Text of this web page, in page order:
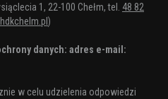
1, 22-100 Chełm, tel. 48 82
)
danych: adres e-mail:
w celu udzielenia odpowiedzi